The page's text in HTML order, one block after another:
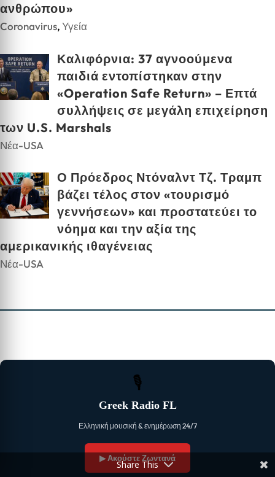
ανθρώπου»
Coronavirus,Υγεία
Καλιφόρνια: 37 αγνοούμενα
παιδιά εντοπίστηκαν στην
«Operation Safe Return» – Επτά
συλλήψεις σε μεγάλη επιχείρηση
των U.S. Marshals
Νέα-USA
Ο Πρόεδρος Ντόναλντ Τζ. Τραμπ
βάζει τέλος στον «τουρισμό
γεννήσεων» και προστατεύει το
νόημα και την αξία της
αμερικανικής ιθαγένειας
Νέα-USA
🎙
Greek Radio FL
Ελληνική μουσική & ενημέρωση 24/7
▶ Ακούστε Ζωντανά
Share This